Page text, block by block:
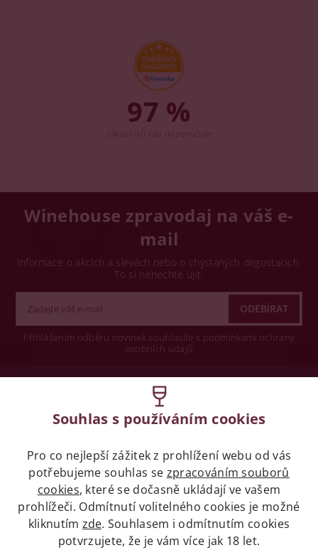
97 %
Winehouse zpravodaj na váš e-
mail
Informace o akcích a slevách nebo o chystaných degustacích.
To si nenechte ujít.
Přihlášením odběru novinek souhlasíte s podmínkami ochrany
osobních údajů
Legislativa
Zákaz prodeje alkoholických nápojů osobám
mladších 18 let.
Naše služby
Souhlas s používáním cookies
Pro co nejlepší zážitek z prohlížení webu od vás
potřebujeme souhlas se zpracováním souborů
cookies, které se dočasně ukládají ve vašem
prohlížeči. Odmítnutí volitelného cookies je možné
kliknutím zde. Souhlasem i odmítnutím cookies
potvrzujete, že je vám více jak 18 let.